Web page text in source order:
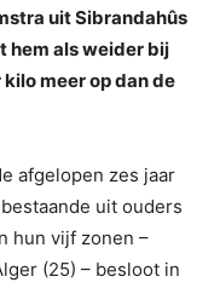
uit Sibrandahûs
hem als weider bij
meer op dan de
afgelopen zes jaar
uit ouders
hun vijf zonen –
(25) – besloot in